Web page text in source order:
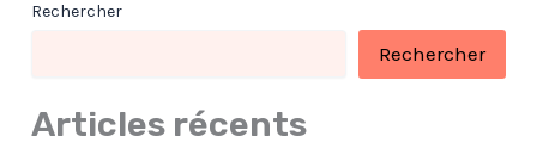
Rechercher
Rechercher
Articles récents